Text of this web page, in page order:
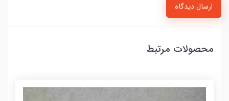
ارسال دیدگاه
محصولات مرتبط